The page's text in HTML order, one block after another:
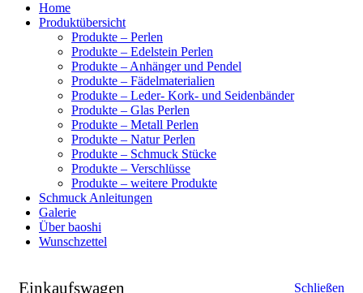
Home
Produktübersicht
Produkte – Perlen
Produkte – Edelstein Perlen
Produkte – Anhänger und Pendel
Produkte – Fädelmaterialien
Produkte – Leder- Kork- und Seidenbänder
Produkte – Glas Perlen
Produkte – Metall Perlen
Produkte – Natur Perlen
Produkte – Schmuck Stücke
Produkte – Verschlüsse
Produkte – weitere Produkte
Schmuck Anleitungen
Galerie
Über baoshi
Wunschzettel
Einkaufswagen Schließen